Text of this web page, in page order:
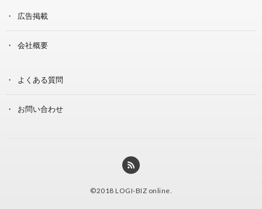
広告掲載
会社概要
よくある質問
お問い合わせ
©2018 LOGI-BIZ online.